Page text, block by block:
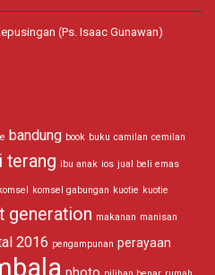
(Ps. Isaac Gunawan)
bandung book buku camilan cemilan
terang ibu anak ios jual beli emas
komsel gabungan kuotie kuotie
generation makanan manisan
2016 pengampunan perayaan
photo